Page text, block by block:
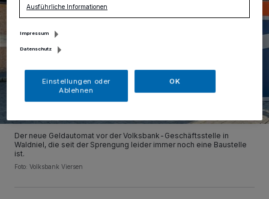
Der neue Geldautomat vor der Volksbank-Geschäftsstelle in
Waldniel, die seit der Sprengung leider immer noch eine Baustelle
ist.
Foto: Volksbank Viersen
Ausführliche Informationen
Impressum
Datenschutz
Einstellungen oder
Ablehnen
OK